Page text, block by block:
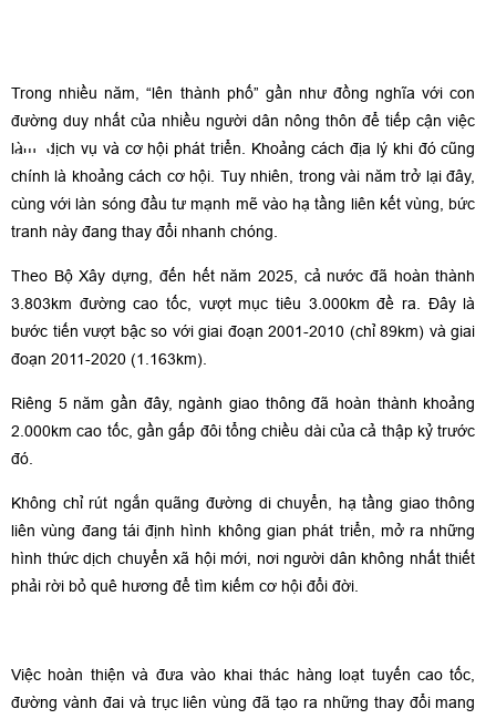
Trong nhiều năm, “lên thành phố” gần như đồng nghĩa với con
đường duy nhất của nhiều người dân nông thôn để tiếp cận việc
làm, dịch vụ và cơ hội phát triển. Khoảng cách địa lý khi đó cũng
chính là khoảng cách cơ hội. Tuy nhiên, trong vài năm trở lại đây,
cùng với làn sóng đầu tư mạnh mẽ vào hạ tầng liên kết vùng, bức
tranh này đang thay đổi nhanh chóng.
Theo Bộ Xây dựng, đến hết năm 2025, cả nước đã hoàn thành
3.803km đường cao tốc, vượt mục tiêu 3.000km đề ra. Đây là
bước tiến vượt bậc so với giai đoạn 2001-2010 (chỉ 89km) và giai
đoạn 2011-2020 (1.163km).
Riêng 5 năm gần đây, ngành giao thông đã hoàn thành khoảng
2.000km cao tốc, gần gấp đôi tổng chiều dài của cả thập kỷ trước
đó.
Không chỉ rút ngắn quãng đường di chuyển, hạ tầng giao thông
liên vùng đang tái định hình không gian phát triển, mở ra những
hình thức dịch chuyển xã hội mới, nơi người dân không nhất thiết
phải rời bỏ quê hương để tìm kiếm cơ hội đổi đời.
Việc hoàn thiện và đưa vào khai thác hàng loạt tuyến cao tốc,
đường vành đai và trục liên vùng đã tạo ra những thay đổi mang